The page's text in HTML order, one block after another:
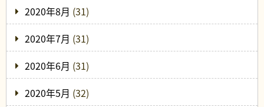
2020年8月 (31)
2020年7月 (31)
2020年6月 (31)
2020年5月 (32)